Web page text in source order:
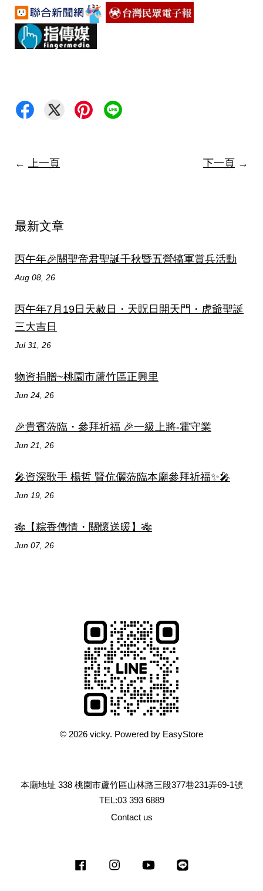
← 上一頁 下一頁 →
最新文章
丙午年🎉關聖帝君聖誕千秋暨五營犒軍賞兵活動
Aug 08, 26
丙午年7月19日天赦日・天貺日開天門・虎爺聖誕
三大吉日
Jul 31, 26
物資捐贈~桃園市蘆竹區正興里
Jun 24, 26
🎉貴賓蒞臨・參拜祈福 🎉一級上將-霍守業
Jun 21, 26
🎤資深歌手 楊哲 賢伉儷蒞臨本廟參拜祈福✨🎤
Jun 19, 26
🎋【粽香傳情・關懷送暖】🎋
Jun 07, 26
© 2026 vicky. Powered by EasyStore
本廟地址 338 桃園市蘆竹區山林路三段377巷231弄69-1號
TEL:03 393 6889
Contact us
Facebook Instagram YouTube